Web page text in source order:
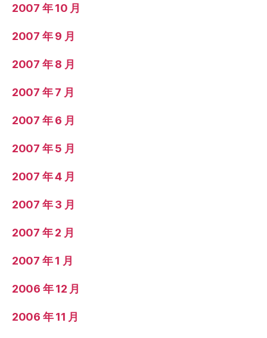
2007 年 10 月
2007 年 9 月
2007 年 8 月
2007 年 7 月
2007 年 6 月
2007 年 5 月
2007 年 4 月
2007 年 3 月
2007 年 2 月
2007 年 1 月
2006 年 12 月
2006 年 11 月